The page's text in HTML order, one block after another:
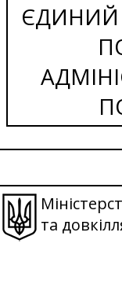
та